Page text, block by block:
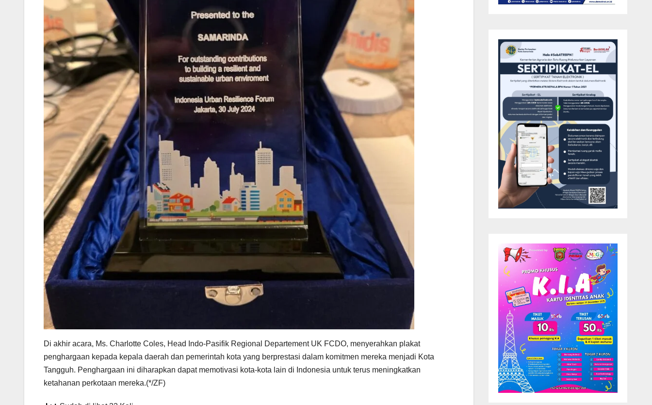
Di akhir acara, Ms. Charlotte Coles, Head Indo-Pasifik Regional Departement UK FCDO, menyerahkan plakat
penghargaan kepada kepala daerah dan pemerintah kota yang berprestasi dalam komitmen mereka menjadi Kota
Tangguh. Penghargaan ini diharapkan dapat memotivasi kota-kota lain di Indonesia untuk terus meningkatkan
ketahanan perkotaan mereka.(*/ZF)